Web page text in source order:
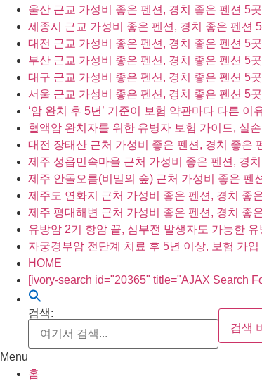
울산 근교 가성비 좋은 펜션, 경치 좋은 펜션 5
세종시 근교 가성비 좋은 펜션, 경치 좋은 펜션
대전 근교 가성비 좋은 펜션, 경치 좋은 펜션 5
부산 근교 가성비 좋은 펜션, 경치 좋은 펜션 5
대구 근교 가성비 좋은 펜션, 경치 좋은 펜션 5
서울 근교 가성비 좋은 펜션, 경치 좋은 펜션 5
‘암 완치 후 5년’ 기준이 보험 약관마다 다른
혈액암 완치자를 위한 유병자 보험 가이드, 실
대전 장태산 근처 가성비 좋은 펜션, 경치 좋은
제주 성읍민속마을 근처 가성비 좋은 펜션, 경
제주 안돌오름(비밀의 숲) 근처 가성비 좋은 펜
제주도 연화지 근처 가성비 좋은 펜션, 경치 좋
제주 평대해변 근처 가성비 좋은 펜션, 경치 좋
유방암 2기 항암 끝, 심부전 발생자도 가능한
자궁경부암 전단계 치료 후 5년 이상, 보험 가
HOME
[ivory-search id="20365" title="AJAX Search
검색:
검색
Menu
홈